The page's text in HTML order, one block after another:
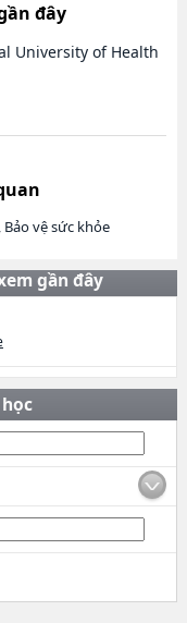
đây
University of Health
vệ sức khỏe
gần đây